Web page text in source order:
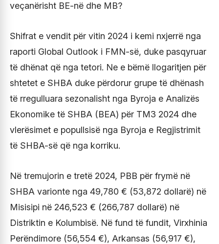
veçanërisht BE-në dhe MB?
Shifrat e vendit për vitin 2024 i kemi nxjerrë nga
raporti Global Outlook i FMN-së, duke pasqyruar
të dhënat që nga tetori. Ne e bëmë llogaritjen për
shtetet e SHBA duke përdorur grupe të dhënash
të rregulluara sezonalisht nga Byroja e Analizës
Ekonomike të SHBA (BEA) për TM3 2024 dhe
vlerësimet e popullsisë nga Byroja e Regjistrimit
të SHBA-së që nga korriku.
Në tremujorin e tretë 2024, PBB për frymë në
SHBA varionte nga 49,780 € (53,872 dollarë) në
Misisipi në 246,523 € (266,787 dollarë) në
Distriktin e Kolumbisë. Në fund të fundit, Virxhinia
Perëndimore (56,554 €), Arkansas (56,917 €),